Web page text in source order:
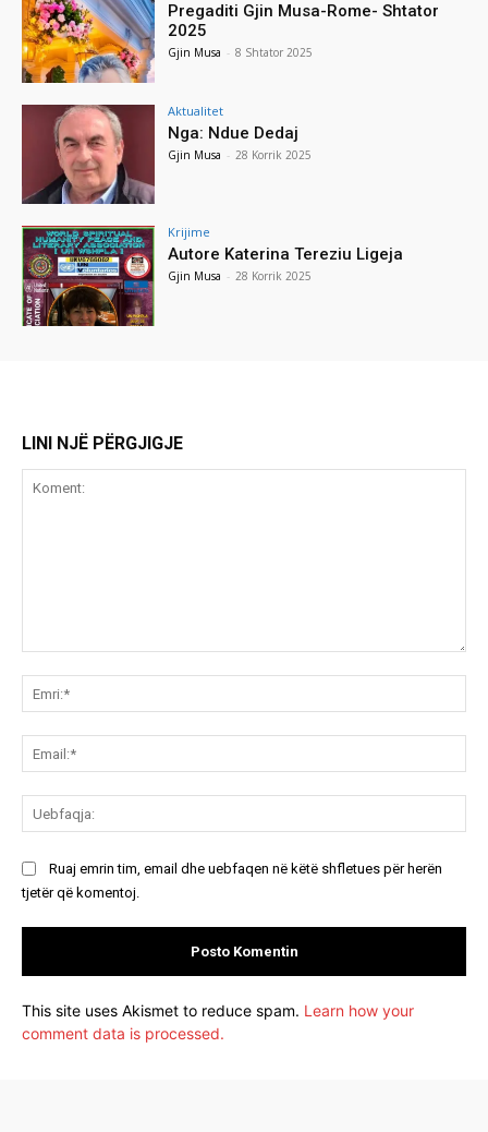
Pregaditi Gjin Musa-Rome- Shtator
2025
Gjin Musa - 8 Shtator 2025
Aktualitet
Nga: Ndue Dedaj
Gjin Musa - 28 Korrik 2025
Krijime
Autore Katerina Tereziu Ligeja
Gjin Musa - 28 Korrik 2025
LINI NJË PËRGJIGJE
Ruaj emrin tim, email dhe uebfaqen në këtë shfletues për herën
tjetër që komentoj.
This site uses Akismet to reduce spam. Learn how your
comment data is processed.